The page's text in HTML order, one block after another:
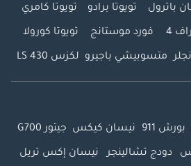
باترول تويوتا برادو تويوتا كامري
4 فورد موستانج تويوتا كورولا
متسوبيشي باجيرو لكزس LS 430
بورش 911 نيسان كيكس جيتور G700
دودج تشالينجر نيسان إكس تريل